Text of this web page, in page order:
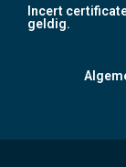
Incert
geldig.